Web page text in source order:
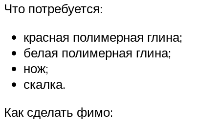
Что потребуется:
красная полимерная глина;
белая полимерная глина;
нож;
скалка.
Как сделать фимо: